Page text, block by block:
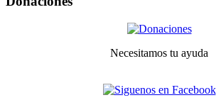
Necesitamos tu ayuda